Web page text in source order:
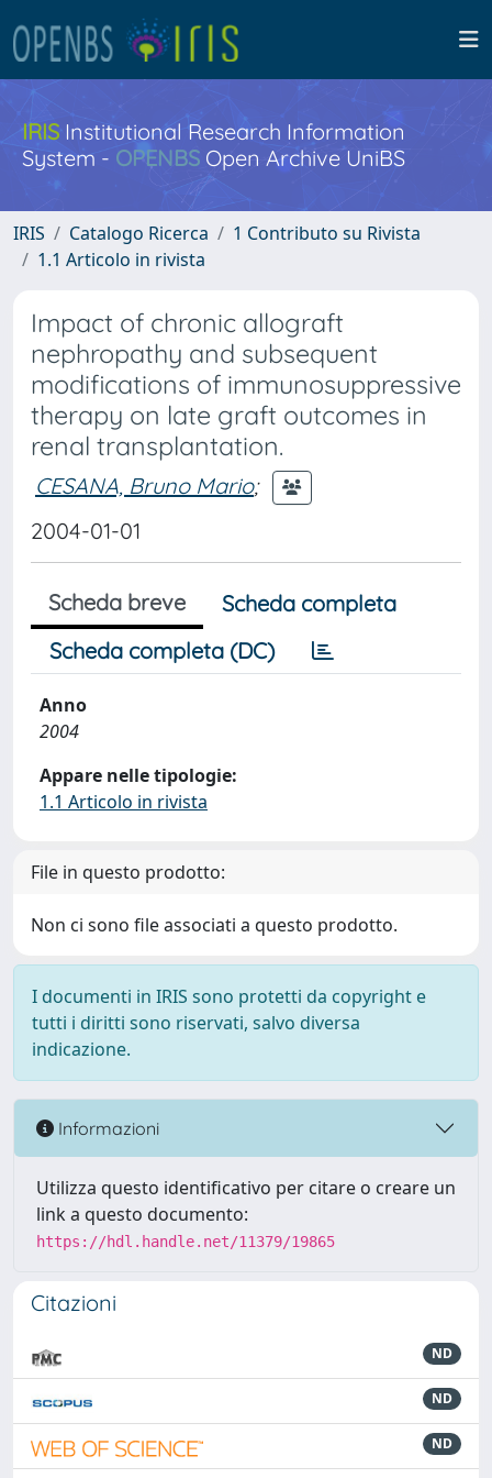
IRISInstitutional Research Information
System - OPENBS Open Archive UniBS
IRIS Catalogo Ricerca
1 Contributo su Rivista
1.1 Articolo in rivista
Impact of chronic allograft
nephropathy and subsequent
modifications of immunosuppressive
therapy on late graft outcomes in
renal transplantation.
CESANA, Bruno Mario;
2004-01-01
Scheda breve
Scheda completa
Scheda completa (DC)
Anno
2004
Appare nelle tipologie:
1.1 Articolo in rivista
File in questo prodotto:
Non ci sono file associati a questo prodotto.
I documenti in IRIS sono protetti da copyright e
tutti i diritti sono riservati, salvo diversa
indicazione.
Informazioni
Utilizza questo identificativo per citare o creare un
link a questo documento:
https://hdl.handle.net/11379/19865
Citazioni
ND
ND
ND